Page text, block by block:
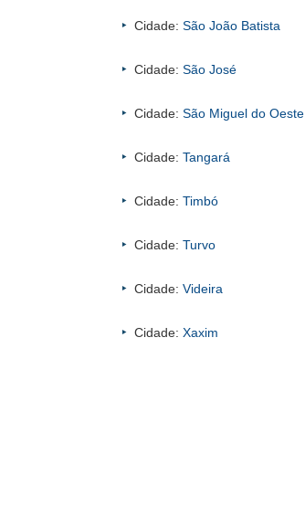
Cidade: São João Batista
Cidade: São José
Cidade: São Miguel do Oeste
Cidade: Tangará
Cidade: Timbó
Cidade: Turvo
Cidade: Videira
Cidade: Xaxim